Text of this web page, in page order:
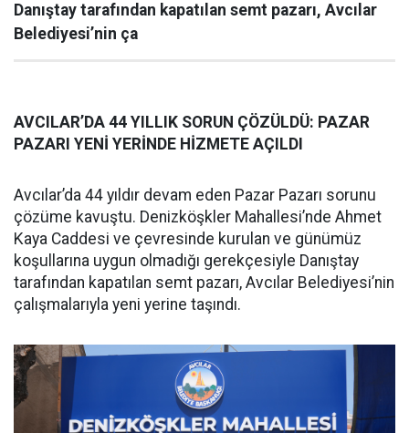
Danıştay tarafından kapatılan semt pazarı, Avcılar
Belediyesi’nin ça
AVCILAR’DA 44 YILLIK SORUN ÇÖZÜLDÜ: PAZAR
PAZARI YENİ YERİNDE HİZMETE AÇILDI
Avcılar’da 44 yıldır devam eden Pazar Pazarı sorunu
çözüme kavuştu. Denizköşkler Mahallesi’nde Ahmet
Kaya Caddesi ve çevresinde kurulan ve günümüz
koşullarına uygun olmadığı gerekçesiyle Danıştay
tarafından kapatılan semt pazarı, Avcılar Belediyesi’nin
çalışmalarıyla yeni yerine taşındı.